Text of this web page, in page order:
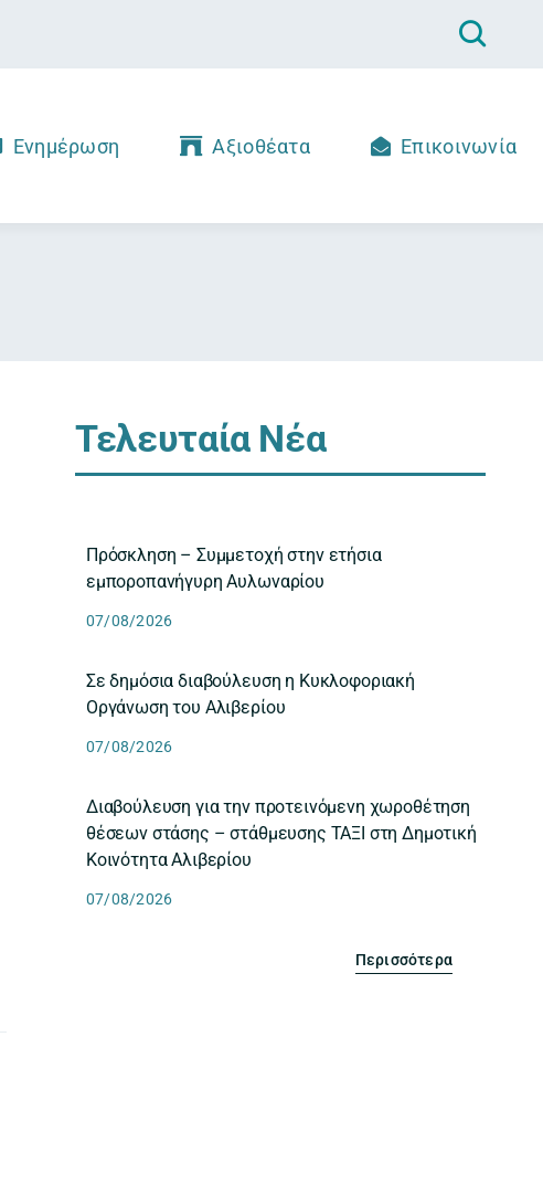
Ενημέρωση Αξιοθέατα Επικοινωνία
Τελευταία Νέα
Πρόσκληση – Συμμετοχή στην ετήσια
εμποροπανήγυρη Αυλωναρίου
07/08/2026
Σε δημόσια διαβούλευση η Κυκλοφοριακή
Οργάνωση του Αλιβερίου
07/08/2026
Διαβούλευση για την προτεινόμενη χωροθέτηση
θέσεων στάσης – στάθμευσης ΤΑΞΙ στη Δημοτική
Κοινότητα Αλιβερίου
07/08/2026
Περισσότερα